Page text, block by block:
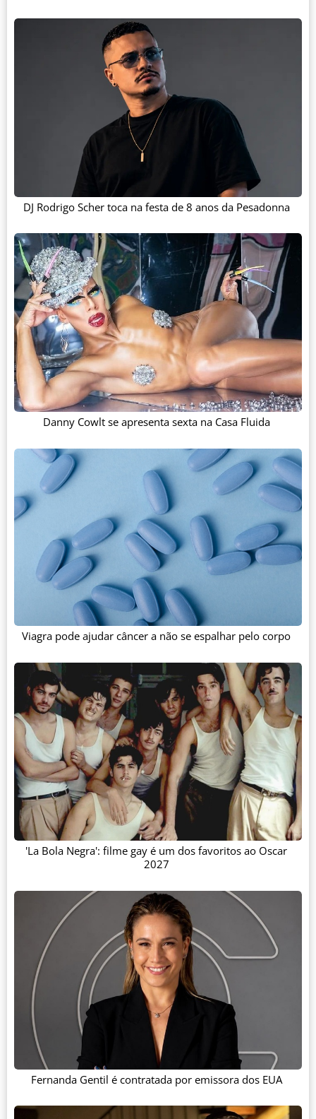
DJ Rodrigo Scher toca na festa de 8 anos da Pesadonna
Danny Cowlt se apresenta sexta na Casa Fluida
Viagra pode ajudar câncer a não se espalhar pelo corpo
'La Bola Negra': filme gay é um dos favoritos ao Oscar
2027
Fernanda Gentil é contratada por emissora dos EUA